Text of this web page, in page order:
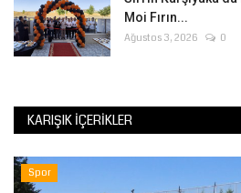
Moi Fırın...
Ağustos 3, 2026 0
KARIŞIK İÇERIKLER
Spor